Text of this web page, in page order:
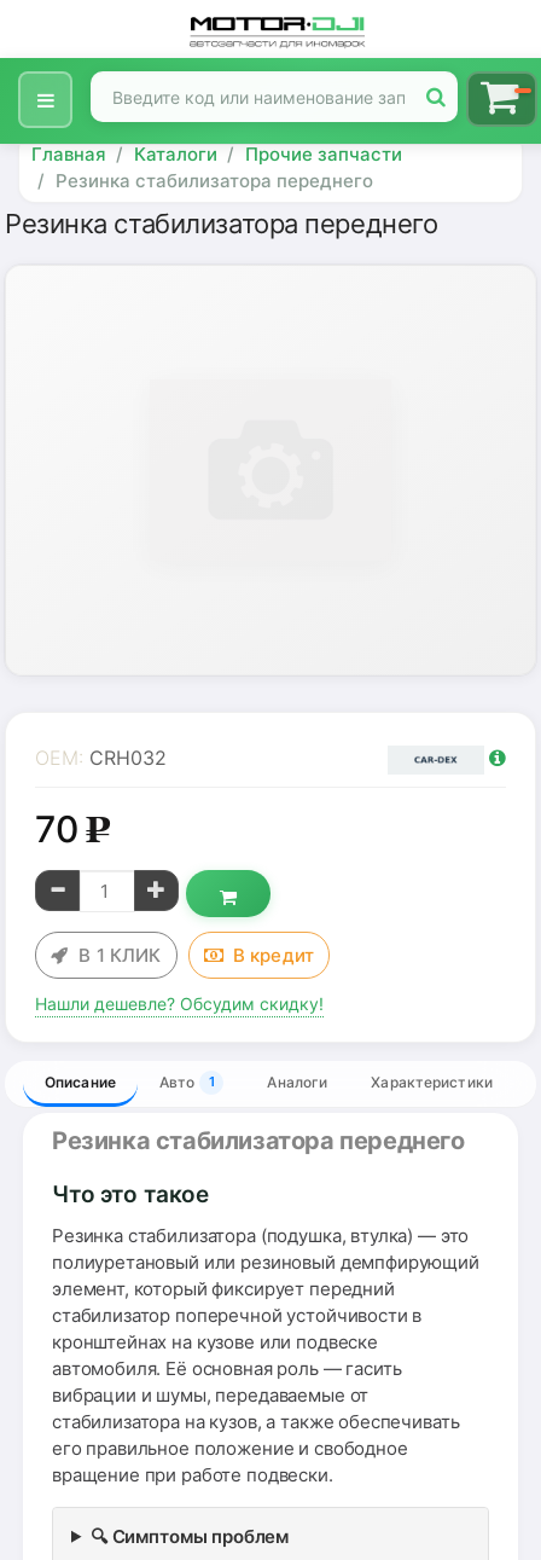
Главная Каталоги
Прочие запчасти
Резинка стабилизатора переднего
Резинка стабилизатора переднего
OEM: CRH032
70g
В 1 КЛИК В кредит
Нашли дешевле? Обсудим скидку!
Описание Авто 1 Аналоги Характеристики
Резинка стабилизатора переднего
Что это такое
Резинка стабилизатора (подушка, втулка) — это
полиуретановый или резиновый демпфирующий
элемент, который фиксирует передний
стабилизатор поперечной устойчивости в
кронштейнах на кузове или подвеске
автомобиля. Её основная роль — гасить
вибрации и шумы, передаваемые от
стабилизатора на кузов, а также обеспечивать
его правильное положение и свободное
вращение при работе подвески.
🔍 Симптомы проблем